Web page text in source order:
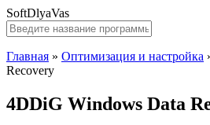
SoftDlyaVas
Главная » Оптимизация и настройка
Recovery
4DDiG Windows Data